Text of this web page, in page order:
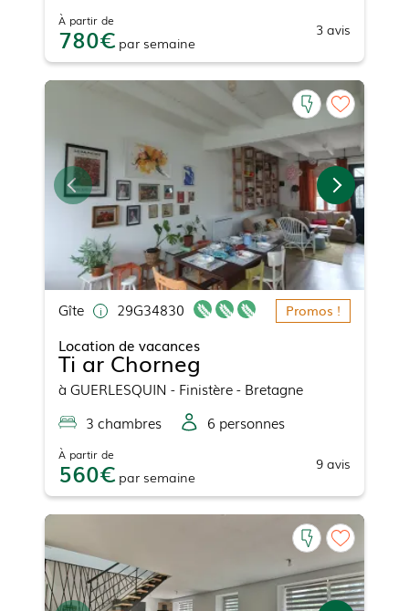
À partir de
780 par semaine
3 avis
Gîte 29G34830 Promos !
Location de vacances
Ti ar Chorneg
à GUERLESQUIN - Finistère - Bretagne
3 chambres 6 personnes
À partir de
560 par semaine
9 avis